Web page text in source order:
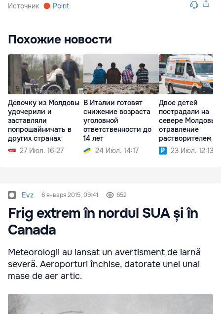
Источник Point
Похожие новости
Девочку из Молдовы
удочерили и
заставляли
попрошайничать в
других странах
27 Июл. 16:27
В Италии готовят
снижение возраста
уголовной
ответственности до
14 лет
24 Июл. 14:17
Двое детей
пострадали на
севере Молдовы:
отравление
растворителем и
травма23 Июл. 12:13
Evz 6 января 2015, 09:41 652
Frig extrem în nordul SUA și în
Canada
Meteorologii au lansat un avertisment de iarnă
severă. Aeroporturi închise, datorate unei unai
mase de aer artic.